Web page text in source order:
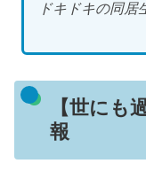
ドキドキの同居
【世にも
報